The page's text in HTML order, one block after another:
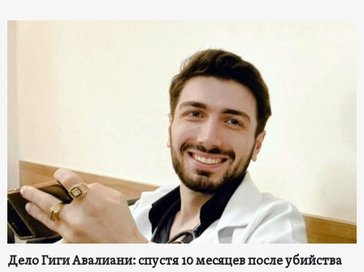
Дело Гиги Авалиани: спустя 10 месяцев после убийства